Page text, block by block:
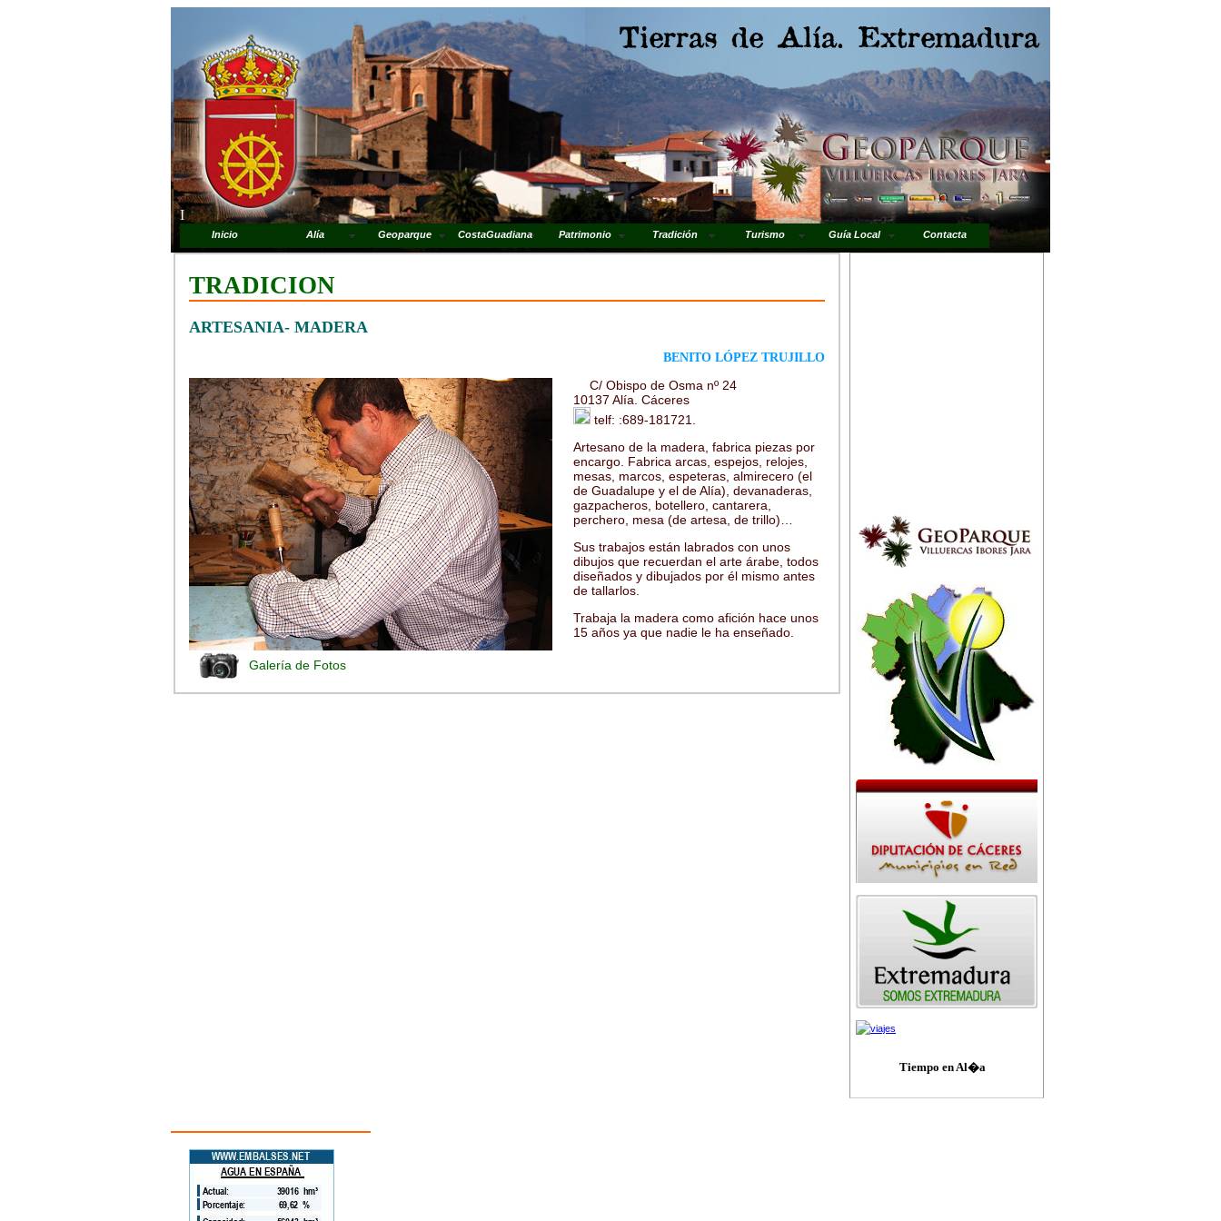
I
Inicio Alía Geoparque CostaGuadiana Patrimonio Tradición Turismo Guía Local Contacta
Tiempo en Al�a
TRADICION
ARTESANIA- MADERA
BENITO LÓPEZ TRUJILLO
C/ Obispo de Osma nº 24
10137 Alía. Cáceres
telf: :689-181721.
Artesano de la madera, fabrica piezas por
encargo. Fabrica arcas, espejos, relojes,
mesas, marcos, espeteras, almirecero (el
de Guadalupe y el de Alía), devanaderas,
gazpacheros, botellero, cantarera,
perchero, mesa (de artesa, de trillo)…
Sus trabajos están labrados con unos
dibujos que recuerdan el arte árabe, todos
diseñados y dibujados por él mismo antes
de tallarlos.
Trabaja la madera como afición hace unos
15 años ya que nadie le ha enseñado.
Galería de Fotos